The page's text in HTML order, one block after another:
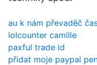
au k nám převaděč
lolcounter camille
paxful trade id
přidat moje paypal